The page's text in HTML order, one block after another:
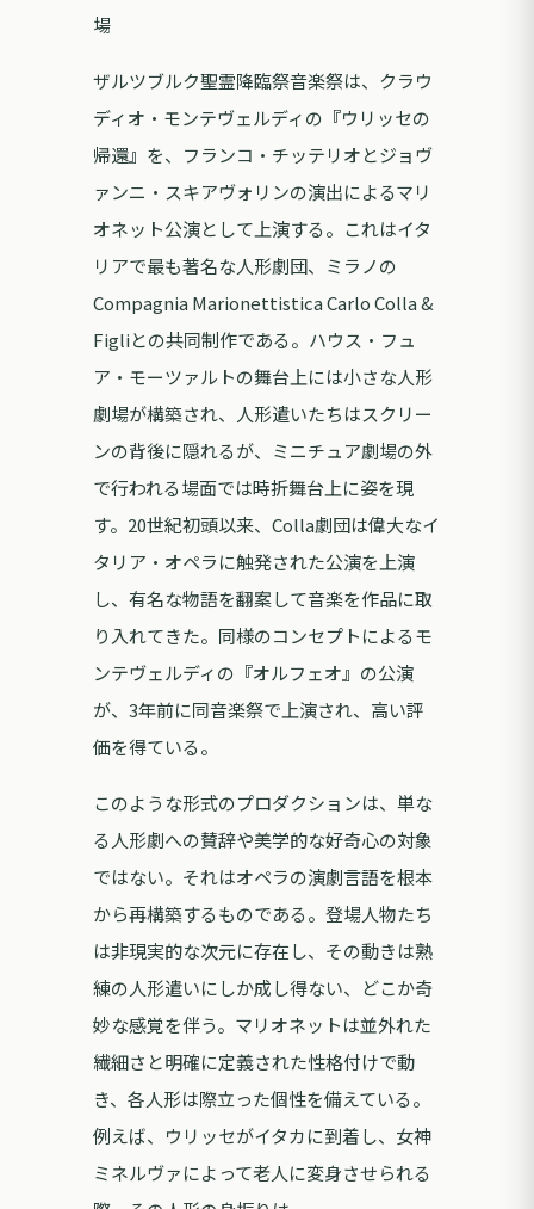
場
ザルツブルク聖霊降臨祭音楽祭は、クラウ
ディオ・モンテヴェルディの『ウリッセの
帰還』を、フランコ・チッテリオとジョヴ
ァンニ・スキアヴォリンの演出によるマリ
オネット公演として上演する。これはイタ
リアで最も著名な人形劇団、ミラノの
Compagnia Marionettistica Carlo Colla &
Figliとの共同制作である。ハウス・フュ
ア・モーツァルトの舞台上には小さな人形
劇場が構築され、人形遣いたちはスクリー
ンの背後に隠れるが、ミニチュア劇場の外
で行われる場面では時折舞台上に姿を現
す。20世紀初頭以来、Colla劇団は偉大なイ
タリア・オペラに触発された公演を上演
し、有名な物語を翻案して音楽を作品に取
り入れてきた。同様のコンセプトによるモ
ンテヴェルディの『オルフェオ』の公演
が、3年前に同音楽祭で上演され、高い評
価を得ている。
このような形式のプロダクションは、単な
る人形劇への賛辞や美学的な好奇心の対象
ではない。それはオペラの演劇言語を根本
から再構築するものである。登場人物たち
は非現実的な次元に存在し、その動きは熟
練の人形遣いにしか成し得ない、どこか奇
妙な感覚を伴う。マリオネットは並外れた
繊細さと明確に定義された性格付けで動
き、各人形は際立った個性を備えている。
例えば、ウリッセがイタカに到着し、女神
ミネルヴァによって老人に変身させられる